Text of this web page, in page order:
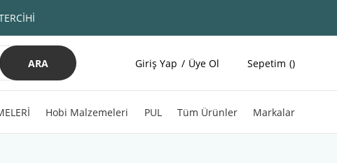
ARA Giriş Yap Üye Ol Sepetim
Hobi Malzemeleri PUL Tüm Ürünler Markalar